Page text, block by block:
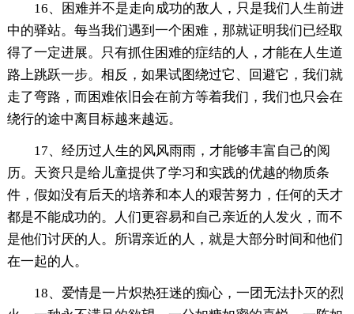
16、困难并不是走向成功的敌人，只是我们人生前进
中的驿站。每当我们遇到一个困难，那就证明我们已经取
得了一定进展。只有抓住困难的症结的人，才能在人生道
路上跳跃一步。相反，如果试图绕过它、回避它，我们就
走了弯路，而困难依旧会在前方等着我们，我们也只会在
绕行的途中离目标越来越远。
17、经历过人生的风风雨雨，才能够丰富自己的阅
历。天资只是给儿童提供了学习和实践的优越的物质条
件，假如没有后天的培养和本人的艰苦努力，任何的天才
都是不能成功的。人们更容易和自己亲近的人发火，而不
是他们讨厌的人。所谓亲近的人，就是大部分时间和他们
在一起的人。
18、爱情是一片炽热狂迷的痴心，一团无法扑灭的烈